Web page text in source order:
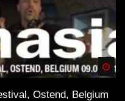
Ostend, Belgium